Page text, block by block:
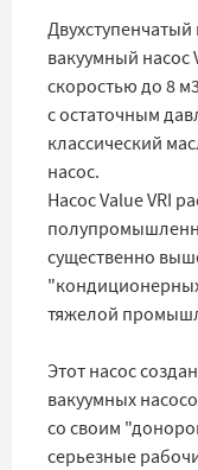
вакуумный насос
скоростью до 8
с остаточным
классический
насос.
Насос Value VRI
существенно
тяжелой
Этот насос
вакуумных
со своим
серьезные